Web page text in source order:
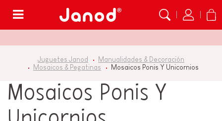
Juguetes Janod
Manualidades & Decoración
Mosaicos & Pegatinas
Mosaicos Ponis Y Unicornios
Mosaicos Ponis Y